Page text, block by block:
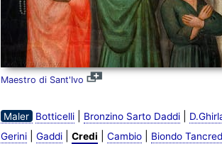
Maestro di Sant'Ivo
Maler Botticelli| Bronzino Sarto Daddi|
Gerini| Gaddi| Credi Cambio| Biondo